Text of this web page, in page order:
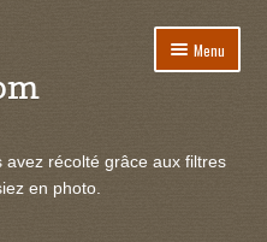
Menu
le
avez récolté grâce aux filtres
en photo.